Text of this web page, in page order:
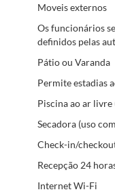
Moveis externos
Os funcionários
definidos pelas
Pátio ou Varanda
Permite estadias
Piscina ao ar
Secadora (uso
Check-in/
Recepção 24
Internet Wi-Fi